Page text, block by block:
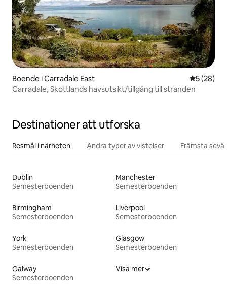
Boende i Carradale East 5 av 5 i
5 (28)
Carradale, Skottlands havsutsikt/tillgång till stranden
Destinationer att utforska
Resmål i närheten Andra typer av vistelser Främsta
Dublin
Semesterboenden
Manchester
Semesterboenden
Birmingham
Semesterboenden
Liverpool
Semesterboenden
York
Semesterboenden
Glasgow
Semesterboenden
Galway
Semesterboenden
Visa mer